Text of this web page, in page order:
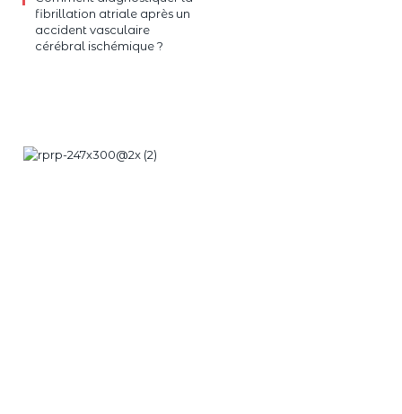
fibrillation atriale après un
accident vasculaire
cérébral ischémique ?